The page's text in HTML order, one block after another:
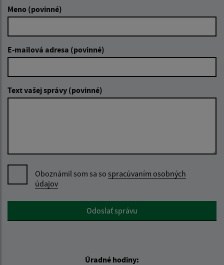
Meno (povinné)
E-mailová adresa (povinné)
Text vašej správy (povinné)
Oboznámil som sa so spracúvaním osobných
údajov
Google reCaptcha ResponseOdoslať správu
Úradné hodiny: